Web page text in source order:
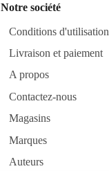
Notre société
Conditions d'utilisation
Livraison et paiement
A propos
Contactez-nous
Magasins
Marques
Auteurs